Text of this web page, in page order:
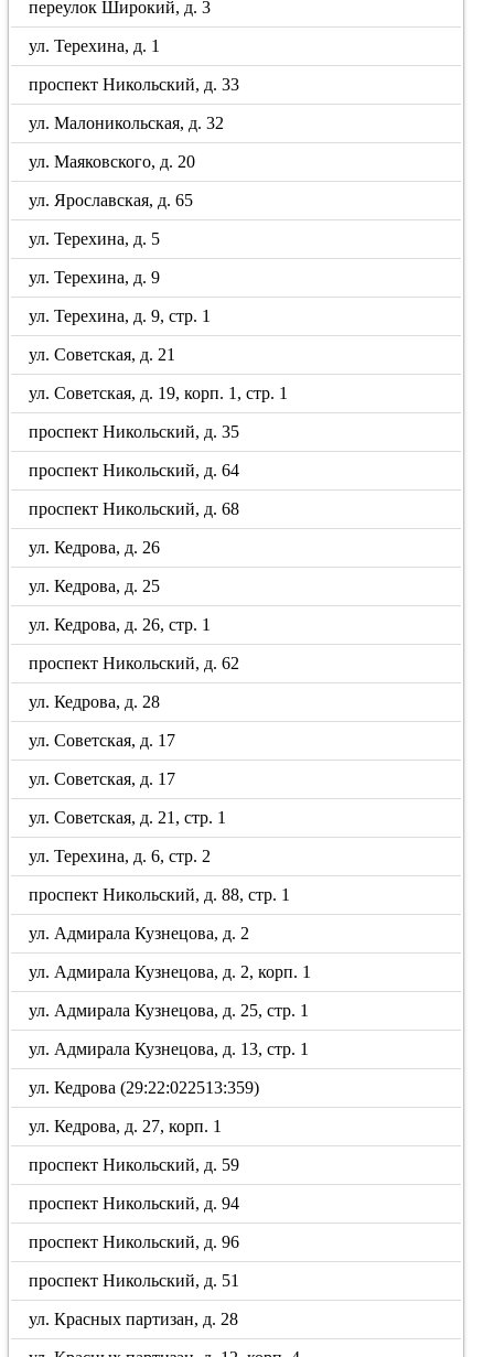
переулок Широкий, д. 3
ул. Терехина, д. 1
проспект Никольский, д. 33
ул. Малоникольская, д. 32
ул. Маяковского, д. 20
ул. Ярославская, д. 65
ул. Терехина, д. 5
ул. Терехина, д. 9
ул. Терехина, д. 9, стр. 1
ул. Советская, д. 21
ул. Советская, д. 19, корп. 1, стр. 1
проспект Никольский, д. 35
проспект Никольский, д. 64
проспект Никольский, д. 68
ул. Кедрова, д. 26
ул. Кедрова, д. 25
ул. Кедрова, д. 26, стр. 1
проспект Никольский, д. 62
ул. Кедрова, д. 28
ул. Советская, д. 17
ул. Советская, д. 17
ул. Советская, д. 21, стр. 1
ул. Терехина, д. 6, стр. 2
проспект Никольский, д. 88, стр. 1
ул. Адмирала Кузнецова, д. 2
ул. Адмирала Кузнецова, д. 2, корп. 1
ул. Адмирала Кузнецова, д. 25, стр. 1
ул. Адмирала Кузнецова, д. 13, стр. 1
ул. Кедрова (29:22:022513:359)
ул. Кедрова, д. 27, корп. 1
проспект Никольский, д. 59
проспект Никольский, д. 94
проспект Никольский, д. 96
проспект Никольский, д. 51
ул. Красных партизан, д. 28